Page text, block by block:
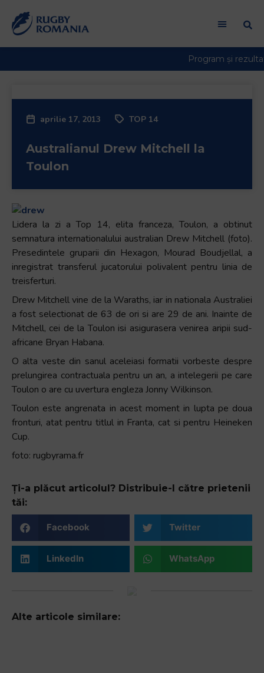
aprilie 17, 2013 TOP 14
Australianul Drew Mitchell la
Toulon
Lidera la zi a Top 14, elita franceza, Toulon, a obtinut
semnatura internationalului australian Drew Mitchell (foto).
Presedintele gruparii din Hexagon, Mourad Boudjellal, a
inregistrat transferul jucatorului polivalent pentru linia de
treisferturi.
Drew Mitchell vine de la Waraths, iar in nationala Australiei
a fost selectionat de 63 de ori si are 29 de ani. Inainte de
Mitchell, cei de la Toulon isi asigurasera venirea aripii sud-
africane Bryan Habana.
O alta veste din sanul aceleiasi formatii vorbeste despre
prelungirea contractuala pentru un an, a intelegerii pe care
Toulon o are cu uvertura engleza Jonny Wilkinson.
Toulon este angrenata in acest moment in lupta pe doua
fronturi, atat pentru titlul in Franta, cat si pentru Heineken
Cup.
foto: rugbyrama.fr
Ți-a plăcut articolul? Distribuie-l către prietenii
tăi:
Facebook Twitter
LinkedIn WhatsApp
Alte articole similare: